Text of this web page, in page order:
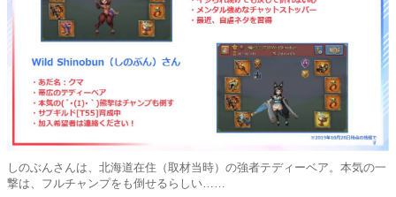
しのぶんさんは、北海道在住（取材当時）の強者テディーベア。本気の一
撃は、フルチャンプをも倒せるらしい……